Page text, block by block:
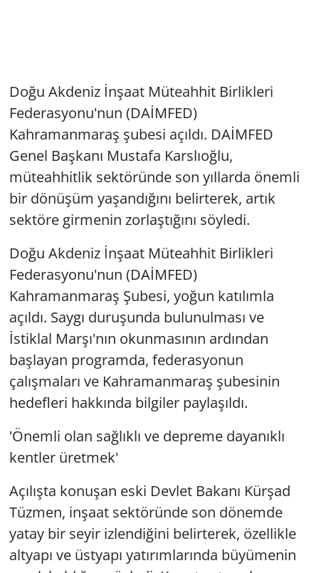
Doğu Akdeniz İnşaat Müteahhit Birlikleri
Federasyonu'nun (DAİMFED)
Kahramanmaraş şubesi açıldı. DAİMFED
Genel Başkanı Mustafa Karslıoğlu,
müteahhitlik sektöründe son yıllarda önemli
bir dönüşüm yaşandığını belirterek, artık
sektöre girmenin zorlaştığını söyledi.
Doğu Akdeniz İnşaat Müteahhit Birlikleri
Federasyonu'nun (DAİMFED)
Kahramanmaraş Şubesi, yoğun katılımla
açıldı. Saygı duruşunda bulunulması ve
İstiklal Marşı'nın okunmasının ardından
başlayan programda, federasyonun
çalışmaları ve Kahramanmaraş şubesinin
hedefleri hakkında bilgiler paylaşıldı.
'Önemli olan sağlıklı ve depreme dayanıklı
kentler üretmek'
Açılışta konuşan eski Devlet Bakanı Kürşad
Tüzmen, inşaat sektöründe son dönemde
yatay bir seyir izlendiğini belirterek, özellikle
altyapı ve üstyapı yatırımlarında büyümenin